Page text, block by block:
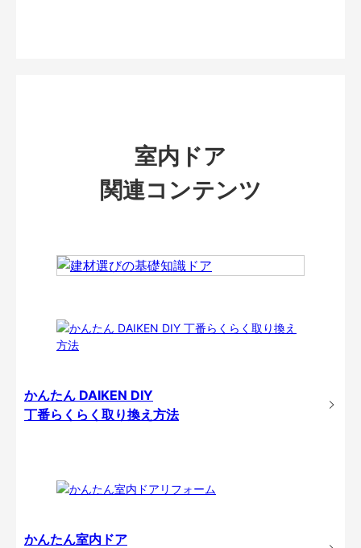
室内ドア
関連コンテンツ
かんたん DAIKEN DIY
丁番らくらく取り換え方法
かんたん室内ドア